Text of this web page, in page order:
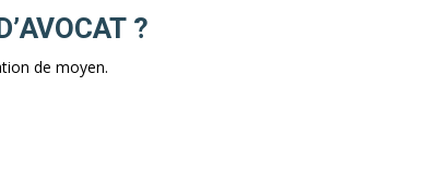
?
de moyen.